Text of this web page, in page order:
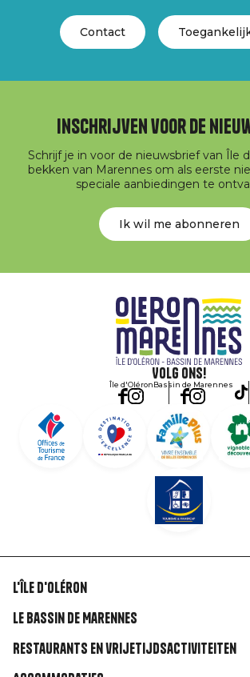
Contact
Inschrijven voor de
Schrijf je in voor de nieuwsbrief van Île
bekken van Marennes om als eerste
speciale aanbiedingen te
Ik wil me abonneren
Volg ons!
Île d'OléronBassin de Marennes
Liens
rubriques
L'île d'Oléron
Le Bassin de Marennes
Restaurants en vrijetijdsactiviteiten